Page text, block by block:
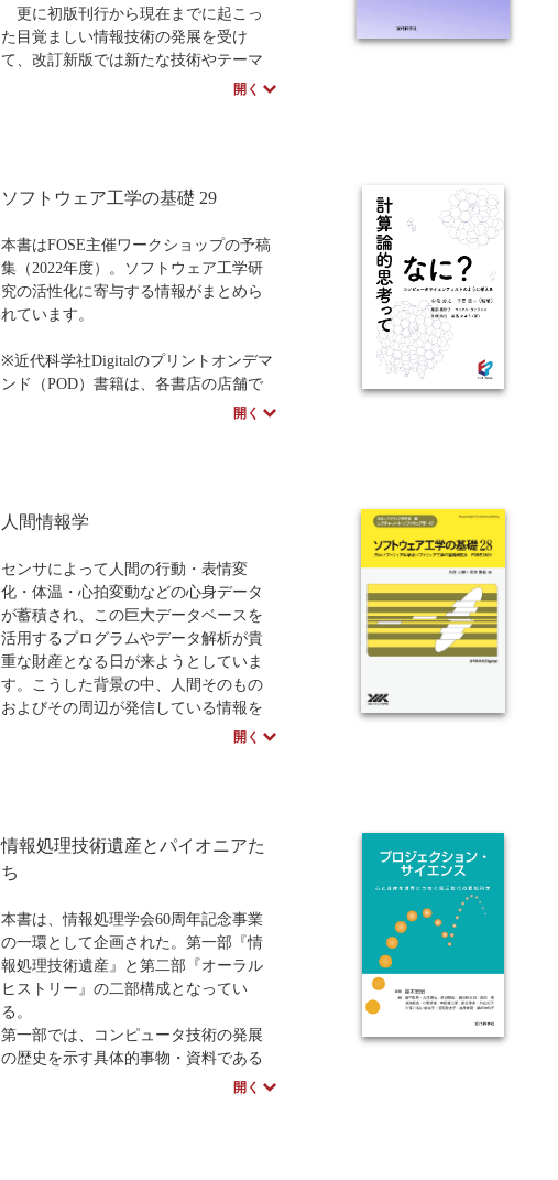
更に初版刊行から現在までに起こっ
た目覚ましい情報技術の発展を受け
て、改訂新版では新たな技術やテーマ
を盛り込みました。具体的にはAI、
ためにこの上ない一冊です。
著者のスペシャルインタビューはこち
ら
開く
ソフトウェア工学の基礎 29
本書はFOSE主催ワークショップの予稿
集（2022年度）。ソフトウェア工学研
究の活性化に寄与する情報がまとめら
れています。
※近代科学社Digitalのプリントオンデマ
ンド（POD）書籍は、各書店の店舗で
もご注文いただけます。受注生産とな
開く
人間情報学
センサによって人間の行動・表情変
化・体温・心拍変動などの心身データ
が蓄積され、この巨大データベースを
活用するプログラムやデータ解析が貴
重な財産となる日が来ようとしていま
す。こうした背景の中、人間そのもの
およびその周辺が発信している情報を
扱い、工学や医学、心理学、情報科学
ウェアラブル環境情報ネット推進機構
にて設立した「人間情報学会」の講演
報学の初の成書であり、人間社会の快
適環境を追求していく上で貴重な情報
が収載されています。
※近代科学社Digitalのプリントオンデマ
ンド（POD）書籍は、各書店の店舗で
もご注文いただけます。受注生産とな
りますので、お届けまでに10日～14日
開く
情報処理技術遺産とパイオニアた
ち
本書は、情報処理学会60周年記念事業
の一環として企画された。第一部『情
報処理技術遺産』と第二部『オーラル
ヒストリー』の二部構成となってい
る。
第一部では、コンピュータ技術の発展
の歴史を示す具体的事物・資料である
ことを認定する『情報処理技術遺産』
開く